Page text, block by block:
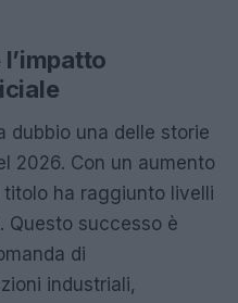
dubbio una delle storie
2026. Con un aumento
titolo ha raggiunto livelli
Questo successo è
di
industriali,